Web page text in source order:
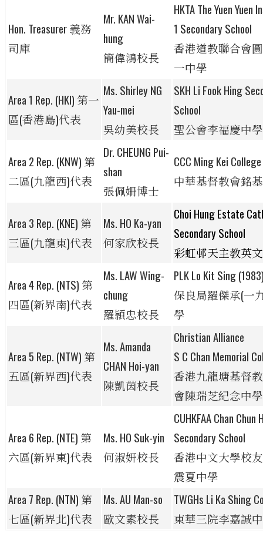
Hon. Treasurer 義務
司庫
Mr. KAN Wai-
hung
簡偉鴻校長
HKTA The Yuen
1 Secondary School
香港道教聯合會
一中學
Area 1 Rep. (HKI) 第一
區(香港島)代表
Ms. Shirley NG
Yau-mei
吳幼美校長
SKH Li Fook Hing
School
聖公會李福慶中學
Area 2 Rep. (KNW) 第
二區(九龍西)代表
Dr. CHEUNG Pui-
shan
張佩姍博士
CCC Ming Kei College
中華基督教會銘
Area 3 Rep. (KNE) 第
三區(九龍東)代表
Ms. HO Ka-yan
何家欣校長
Choi Hung Estate
Secondary School
彩虹邨天主教英
Area 4 Rep. (NTS) 第
四區(新界南)代表
Ms. LAW Wing-
chung
羅頴忠校長
PLK Lo Kit Sing
保良局羅傑承(一
學
Area 5 Rep. (NTW) 第
五區(新界西)代表
Ms. Amanda
CHAN Hoi-yan
陳凱茵校長
Christian Alliance
S C Chan Memorial
香港九龍塘基督
會陳瑞芝紀念中學
Area 6 Rep. (NTE) 第
六區(新界東)代表
Ms. HO Suk-yin
何淑妍校長
CUHKFAA Chan Chun
Secondary School
香港中文大學校
震夏中學
Area 7 Rep. (NTN) 第
七區(新界北)代表
Ms. AU Man-so
歐文素校長
TWGHs Li Ka Shing
東華三院李嘉誠